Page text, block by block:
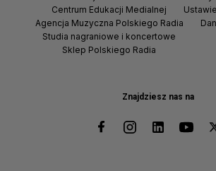
Znajdziesz nas na
Centrum Edukacji Medialnej
Agencja Muzyczna Polskiego Radia
Studia nagraniowe i koncertowe
Sklep Polskiego Radia